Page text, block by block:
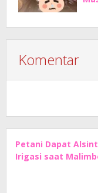
Komentar
Petani Dapat
Irigasi saat